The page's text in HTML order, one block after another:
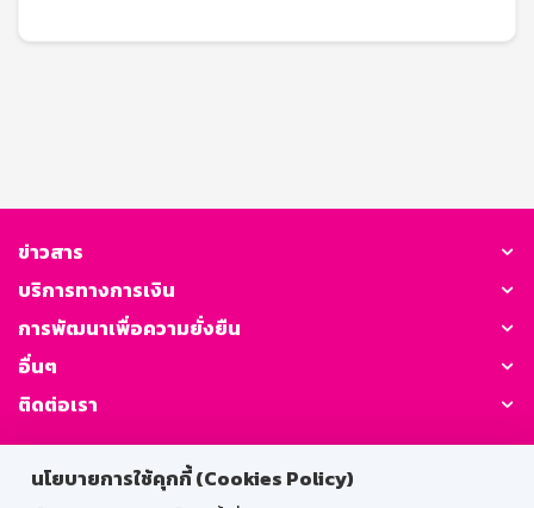
นโยบายการใช้คุกกี้ (Cookies Policy)
ข่าวสาร
บริการทางการเงิน
การพัฒนาเพื่อความยั่งยืน
อื่นๆ
ติดต่อเรา
GSB Society: